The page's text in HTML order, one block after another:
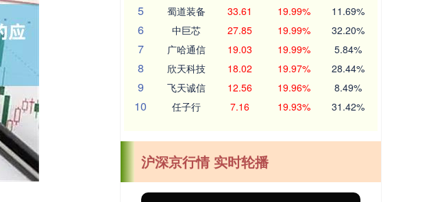
5 蜀道装备 33.61 19.99% 11.69%
6 中巨芯 27.85 19.99% 32.20%
7 广哈通信 19.03 19.99% 5.84%
8 欣天科技 18.02 19.97% 28.44%
9 飞天诚信 12.56 19.96% 8.49%
10 任子行 7.16 19.93% 31.42%
沪深京行情 实时轮播